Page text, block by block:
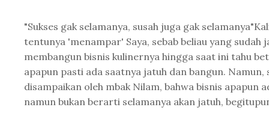
"Sukses gak selamanya, susah juga gak
tentunya 'menampar' Saya, sebab beliau yang sudah
membangun bisnis kulinernya hingga saat ini tahu
apapun pasti ada saatnya jatuh dan bangun. Namun,
disampaikan oleh mbak Nilam, bahwa bisnis apapun
namun bukan berarti selamanya akan jatuh,